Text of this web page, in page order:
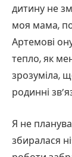
дитину не
моя мама,
Артемові
тепло, як
зрозуміла,
родинні
Я не
збиралася